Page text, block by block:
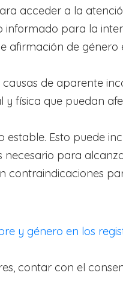
acceder a la
para la
afirmación de
de aparente
física que puedan
estable. Esto puede
para
contraindicaciones
y género en los
contar con el